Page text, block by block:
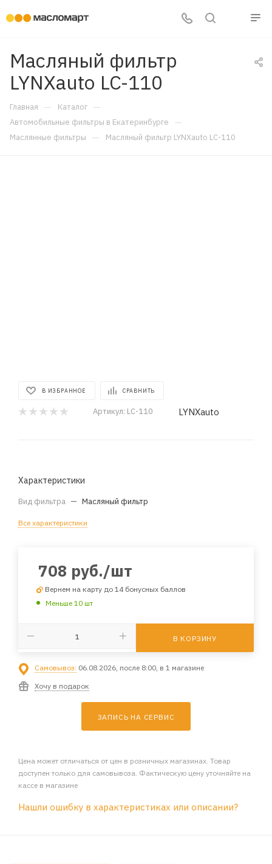
Масляный фильтр
LYNXauto LC-110
Главная — Каталог —
Автомобильные фильтры в Екатеринбурге —
Маслянные фильтры — Масляный фильтр LYNXauto LC-110
В ИЗБРАННОЕ СРАВНИТЬ
Артикул: LC-110 LYNXauto
Характеристики
Вид фильтра — Масляный фильтр
Все характеристики
708 руб./шт
Вернем на карту до 14 бонусных баллов
Меньше 10 шт
В КОРЗИНУ
Самовывоз: 06.08.2026, после 8:00, в 1 магазине
Хочу в подарок
ЗАПИСЬ НА СЕРВИС
Цена может отличаться от цен в розничных магазинах. Товар
доступен только для самовывоза. Фактическую цену уточняйте на
кассе в магазине
Нашли ошибку в характеристиках или описании?